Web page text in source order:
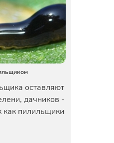
оставляют
дачников -
как пилильщики